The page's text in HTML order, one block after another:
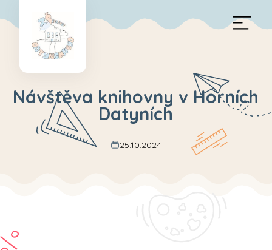
Návštěva knihovny v Horních
Datyních
25.10.2024